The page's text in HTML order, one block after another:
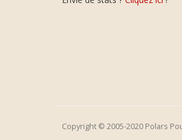
Copyright © 2005-2020 Polars